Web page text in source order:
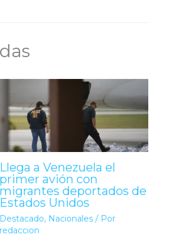
Llega a Venezuela el
primer avión con
migrantes deportados de
Estados Unidos
Destacado, Nacionales / Por
redaccion